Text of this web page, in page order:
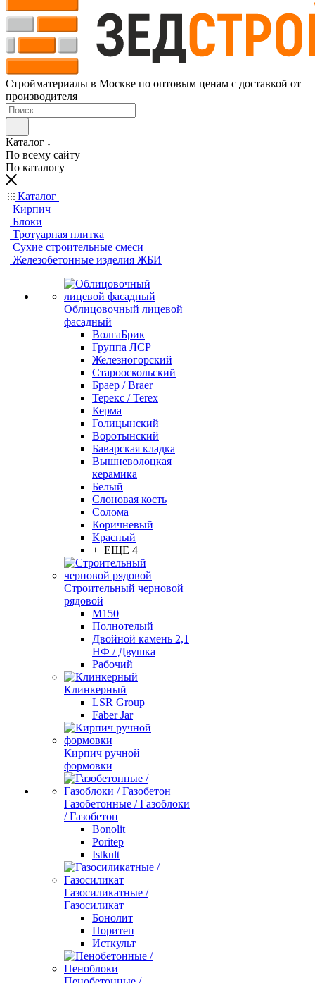
Стройматериалы в Москве по оптовым ценам с доставкой от
производителя
Каталог
По всему сайту
По каталогу
Каталог
Кирпич
Блоки
Тротуарная плитка
Сухие строительные смеси
Железобетонные изделия ЖБИ
Облицовочный лицевой
фасадный
ВолгаБрик
Группа ЛСР
Железногорский
Старооскольский
Браер / Braer
Терекс / Terex
Керма
Голицынский
Воротынский
Баварская кладка
Вышневолоцкая
керамика
Белый
Слоновая кость
Солома
Коричневый
Красный
+ ЕЩЕ 4
Строительный черновой
рядовой
М150
Полнотелый
Двойной камень 2,1
НФ / Двушка
Рабочий
Клинкерный
LSR Group
Faber Jar
Кирпич ручной
формовки
Газобетонные / Газоблоки
/ Газобетон
Bonolit
Poritep
Istkult
Газосиликатные /
Газосиликат
Бонолит
Поритеп
Исткульт